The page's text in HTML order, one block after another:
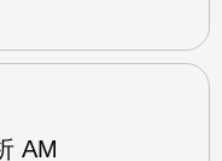
AM